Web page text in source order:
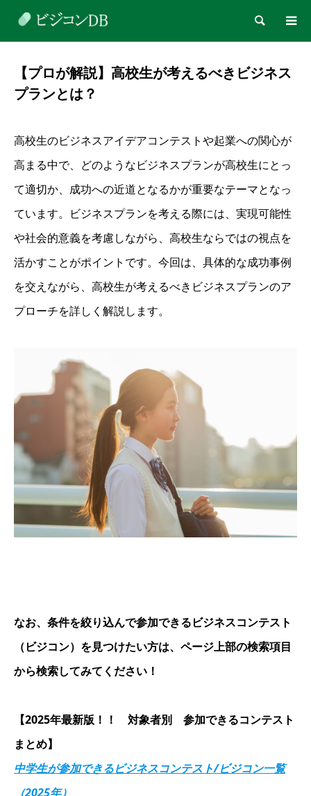
検索
【プロが解説】高校生が考えるべきビジネス
プランとは？
高校生のビジネスアイデアコンテストや起業への関心が
高まる中で、どのようなビジネスプランが高校生にとっ
て適切か、成功への近道となるかが重要なテーマとなっ
ています。ビジネスプランを考える際には、実現可能性
や社会的意義を考慮しながら、高校生ならではの視点を
活かすことがポイントです。今回は、具体的な成功事例
を交えながら、高校生が考えるべきビジネスプランのア
プローチを詳しく解説します。
なお、条件を絞り込んで参加できるビジネスコンテスト
（ビジコン）を見つけたい方は、ページ上部の検索項目
から検索してみてください！
【2025年最新版！！ 対象者別 参加できるコンテスト
まとめ】
中学生が参加できるビジネスコンテスト/ビジコン一覧
（2025年）